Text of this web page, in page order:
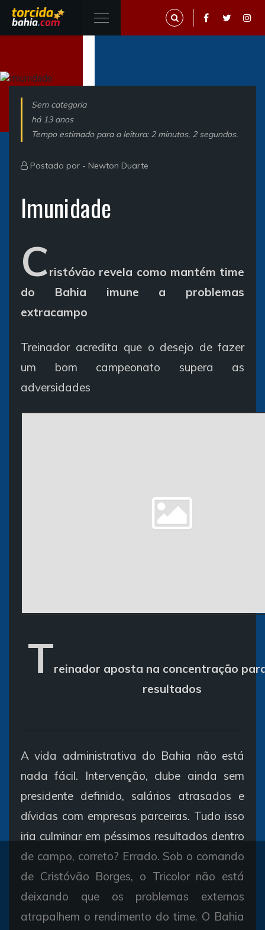
Sem categoria
há 13 anos
Tempo estimado para a leitura: 2 minutos, 2 segundos.
Postado por - Newton Duarte
Imunidade
Cristóvão revela como mantém time
do Bahia imune a problemas
extracampo
Treinador acredita que o desejo de fazer
um bom campeonato supera as
adversidades
Treinador aposta na concentração
resultados
A vida administrativa do Bahia não está
nada fácil. Intervenção, clube ainda sem
presidente definido, salários atrasados e
dívidas com empresas parceiras. Tudo isso
iria culminar em péssimos resultados dentro
de campo, correto? Errado. Sob o comando
de Cristóvão Borges, o Tricolor não está
deixando que os problemas externos
atrapalhem o rendimento do time. O Bahia